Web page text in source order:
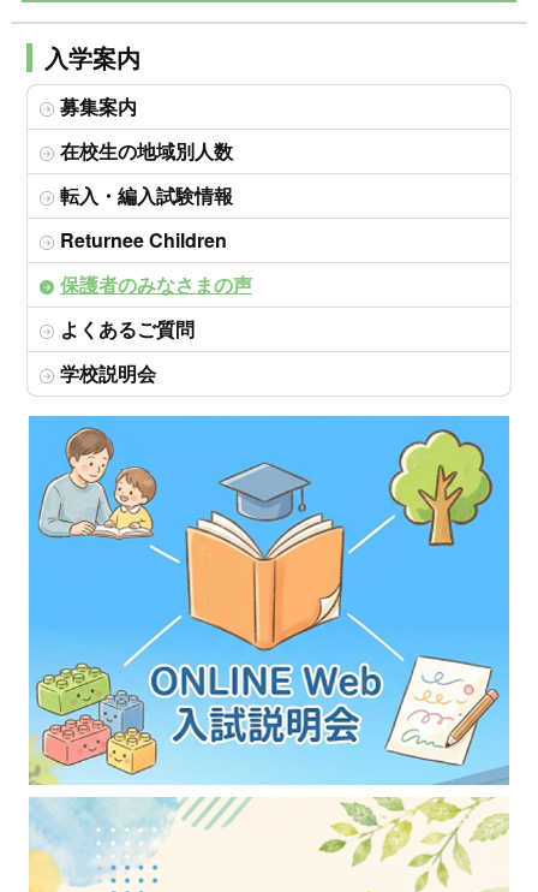
入学案内
募集案内
在校生の地域別人数
転入・編入試験情報
Returnee Children
保護者のみなさまの声
よくあるご質問
学校説明会